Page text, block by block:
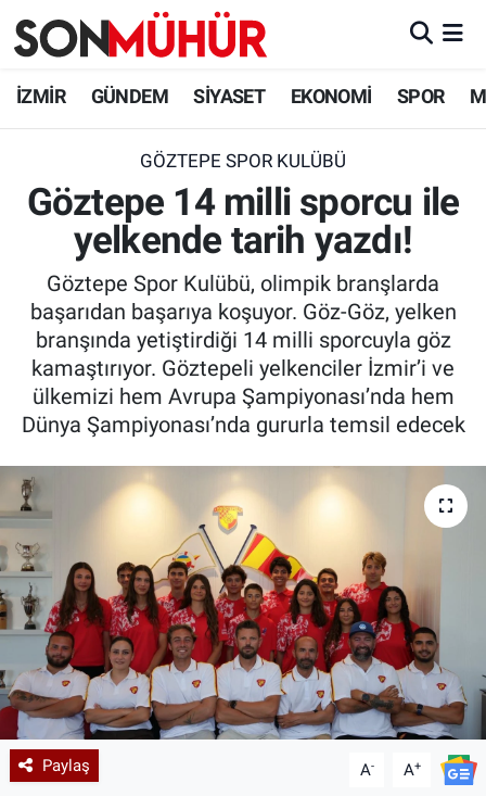
İZMİR GÜNDEM SİYASET EKONOMİ SPOR
GÖZTEPE SPOR KULÜBÜ
Göztepe 14 milli sporcu ile
yelkende tarih yazdı!
Göztepe Spor Kulübü, olimpik branşlarda
başarıdan başarıya koşuyor. Göz-Göz, yelken
branşında yetiştirdiği 14 milli sporcuyla göz
kamaştırıyor. Göztepeli yelkenciler İzmir’i ve
ülkemizi hem Avrupa Şampiyonası’nda hem
Dünya Şampiyonası’nda gururla temsil edecek
Paylaş A- A+
İzmir Nöbetçi Eczaneler
İzmir Namaz Vakitleri
İzmir Trafik Yoğunluk Haritası
Süper Lig Puan Durumu ve Fikstür
Tüm Manşetler
Son Dakika Haberleri
Haber Arşivi